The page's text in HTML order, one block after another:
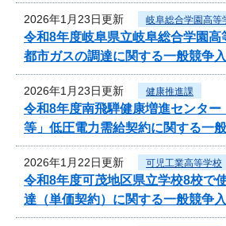
2026年1月23日更新 岐阜総合学園高等
令和8年度岐阜県立岐阜総合学園高
都市ガスの調達に関する一般競争
2026年1月23日更新 健康推進課
令和8年度南飛騨健康増進センター
等」低圧電力需給契約に関する一
2026年1月22日更新 可児工業高等学校
令和8年度可茂地区県立学校8校で
達（単価契約）に関する一般競争